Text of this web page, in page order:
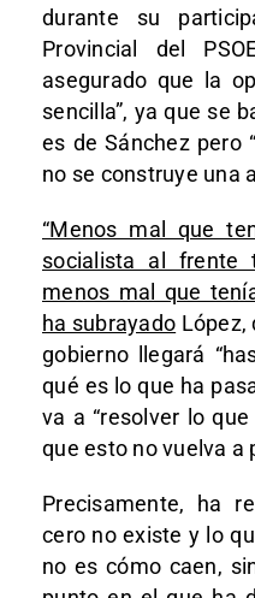
durante su
Provincial del
asegurado que la
sencilla”, ya que se
es de Sánchez pero
no se construye una
“Menos mal que
socialista al frente
menos mal que
ha subrayado López,
gobierno llegará
qué es lo que ha
va a “resolver lo
que esto no vuelva a
Precisamente, ha
cero no existe y lo
no es cómo caen,